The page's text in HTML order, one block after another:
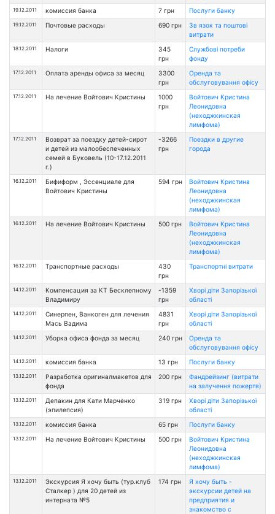
19.12.2011 комиссия банка 7 грн Послуги банку
19.12.2011 Почтовые расходы 690 грн
Зв язок та поштові
витрати
18.12.2011 Налоги
345
грн
Службові потреби
фонду
17.12.2011 Оплата аренды офиса за месяц
3300
грн
Оренда та
обслуговування офісу
17.12.2011 На лечение Войтович Кристины
1000
грн
Войтович Кристина
Леонидовна
(неходжкинская
лимфома)
17.12.2011
Возврат за поездку детей-сирот
и детей из малообеспеченных
семей в Буковель (10-17.12.2011
г.)
-3266
грн
Поездки в другие
города
16.12.2011
Бифиформ , Эссенциале для
Войтович Кристины
594 грн
Войтович Кристина
Леонидовна
(неходжкинская
лимфома)
16.12.2011 На лечение Войтович Кристины 500 грн
Войтович Кристина
Леонидовна
(неходжкинская
лимфома)
16.12.2011 Транспортные расходы
430
грн
Транспортні витрати
14.12.2011
Компенсация за КТ Бесклепному
Владимиру
-1359
грн
Хворі діти Запорізької
області
14.12.2011
Синерпен, Ванкоген для лечения
Мась Вадима
4831
грн
Хворі діти Запорізької
області
14.12.2011 Уборка офиса фонда за месяц 240 грн
Оренда та
обслуговування офісу
14.12.2011 комиссия банка 13 грн Послуги банку
13.12.2011
Разработка оригиналмакетов для
фонда
200 грн
Фандрейзинг (витрати
на залучення пожертв)
13.12.2011
Депакин для Кати Марченко
(эпилепсия)
319 грн
Хворі діти Запорізької
області
13.12.2011 комиссия банка 65 грн Послуги банку
13.12.2011 На лечение Войтович Кристины 500 грн
Войтович Кристина
Леонидовна
(неходжкинская
лимфома)
13.12.2011
Экскурсия Я хочу быть (тур.клуб
Сталкер ) для 20 детей из
интерната №5
174 грн
Я хочу быть -
экскурсии детей на
предприятия и
знакомство с